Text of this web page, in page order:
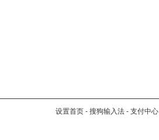
设置首页 - 搜狗输入法 - 支付中心